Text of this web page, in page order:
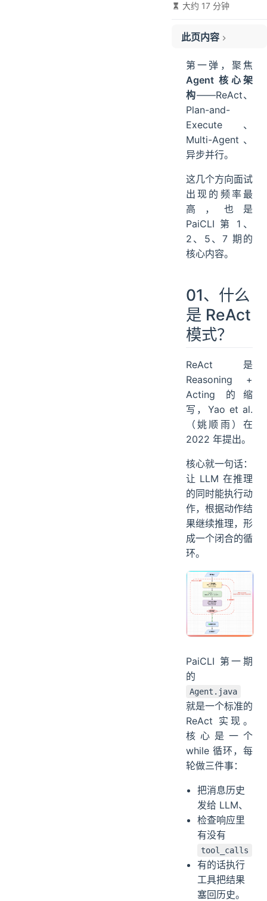
大约 17 分钟
此页内容
常见的死循环场景
它比 ReAct 好在哪?
06、Multi-Agent 协作是怎么实现的？
12、如果让你从零设计一个 Agent 架构，你怎么做？
13、面试中怎么介绍你的 Agent 项目（1 分钟版本）
ending
第一弹，聚焦
Agent 核心架
构——ReAct、
Plan-and-
Execute、
Multi-Agent、
异步并行。
这几个方向面试
出现的频率最
高，也是
PaiCLI 第 1、
2、5、7 期的
核心内容。
01、什么
是 ReAct
模式？
ReAct 是
Reasoning +
Acting 的缩
写，Yao et al.
（姚顺雨）在
2022 年提出。
核心就一句话：
让 LLM 在推理
的同时能执行动
作，根据动作结
果继续推理，形
成一个闭合的循
环。
PaiCLI 第一期
的
Agent.java
就是一个标准的
ReAct 实现。
核心是一个
while 循环，每
轮做三件事：
把消息历史
发给 LLM、
检查响应里
有没有
tool_calls
有的话执行
工具把结果
塞回历史。